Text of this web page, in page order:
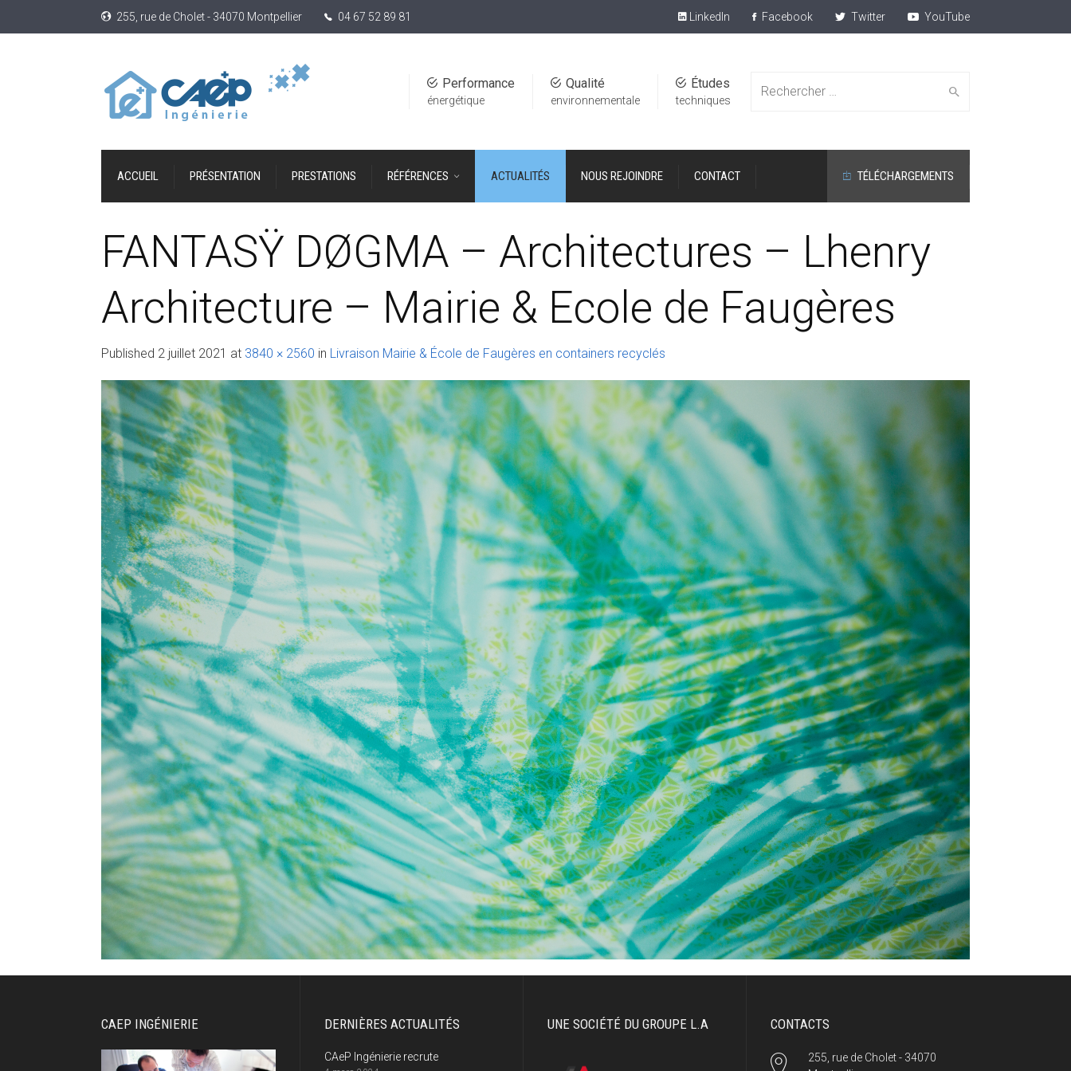
255, rue de Cholet - 34070 Montpellier 04 67 52 89 81 LinkedIn Facebook Twitter YouTube
Search
for:
Études
techniques
Qualité
environnementale
Performance
énergétique
ACCUEIL PRÉSENTATION PRESTATIONS RÉFÉRENCES ACTUALITÉS NOUS REJOINDRE CONTACT TÉLÉCHARGEMENTS
FANTASŸ DØGMA – Architectures – Lhenry
Architecture – Mairie & Ecole de Faugères
Published 2 juillet 2021 at 3840 × 2560 in Livraison Mairie & École de Faugères en containers recyclés
CAEP INGÉNIERIE DERNIÈRES ACTUALITÉS
CAeP Ingénierie recrute
UNE SOCIÉTÉ DU GROUPE L.A CONTACTS
255, rue de Cholet - 34070